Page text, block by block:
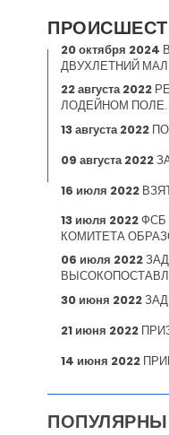
20 октября 2024
ДВУХЛЕТНИЙ
22 августа 2022
ЛОДЕЙНОМ
13 августа 2022
09 августа 2022
16 июля 2022
13 июля 2022ФСБ
КОМИТЕТА
06 июля 2022
30 июня 2022
21 июня 2022
14 июня 2022